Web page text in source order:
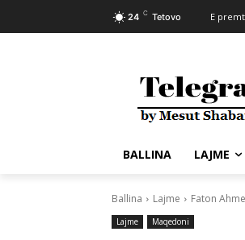
24 C Tetovo E
BALLINA LAJME
Ballina Lajme Faton
Lajme Maqedoni